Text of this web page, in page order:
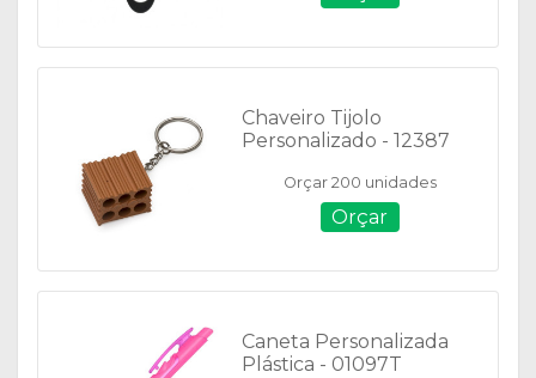
Chaveiro Tijolo
Personalizado - 12387
Orçar 200 unidades
Orçar
Caneta Personalizada
Plástica - 01097T